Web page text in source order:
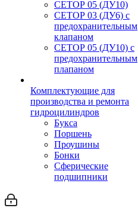
CЕТОР 05 (ДУ10)
CЕТОР 03 (ДУ6) с
предохранительным
клапаном
CЕТОР 05 (ДУ10) с
предохранительным
плапаном
Комплектующие для
производства и ремонта
гидроцилиндров
Букса
Поршень
Проушины
Бонки
Сферические
подшипники